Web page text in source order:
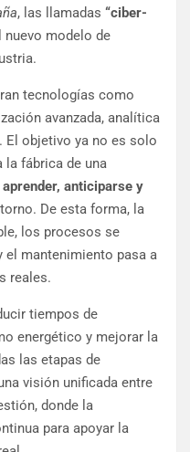
, las llamadas “ciber-
modelo de
tecnologías como
avanzada, analítica
objetivo ya no es solo
la fábrica de una
anticiparse y
De esta forma, la
los procesos se
el mantenimiento pasa a
reales.
tiempos de
energético y mejorar la
las etapas de
visión unificada entre
donde la
para apoyar la